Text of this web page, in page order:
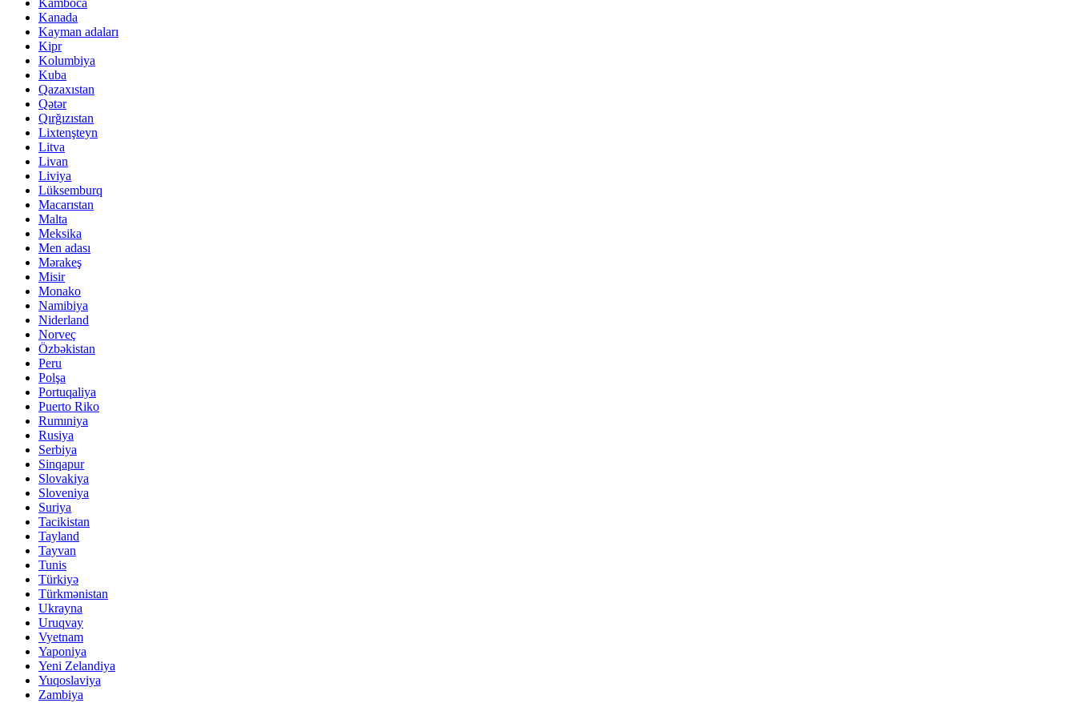
Kamboca
Kanada
Kayman adaları
Kipr
Kolumbiya
Kuba
Qazaxıstan
Qətər
Qırğızıstan
Lixtenşteyn
Litva
Livan
Liviya
Lüksemburq
Macarıstan
Malta
Meksika
Men adası
Mərakeş
Misir
Monako
Namibiya
Niderland
Norveç
Özbəkistan
Peru
Polşa
Portuqaliya
Puerto Riko
Rumıniya
Rusiya
Serbiya
Sinqapur
Slovakiya
Sloveniya
Suriya
Tacikistan
Tayland
Tayvan
Tunis
Türkiyə
Türkmənistan
Ukrayna
Uruqvay
Vyetnam
Yaponiya
Yeni Zelandiya
Yuqoslaviya
Zambiya